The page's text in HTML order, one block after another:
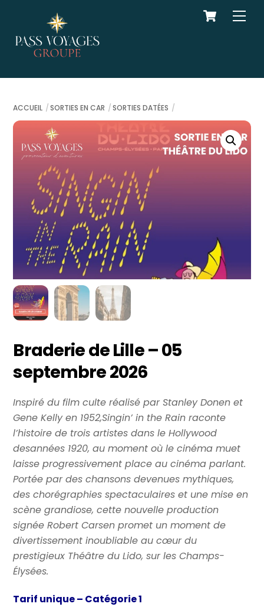
content
Cart
ACCUEIL SORTIES EN CAR SORTIES DATÉES
Braderie de Lille – 05
septembre 2026
Inspiré du film culte réalisé par Stanley Donen et
Gene Kelly en 1952,Singin’ in the Rain raconte
l’histoire de trois artistes dans le Hollywood
desannées 1920, au moment où le cinéma muet
laisse progressivement place au cinéma parlant.
Portée par des chansons devenues mythiques,
des chorégraphies spectaculaires et une mise en
scène grandiose, cette nouvelle production
signée Robert Carsen promet un moment de
divertissement inoubliable au cœur du
prestigieux Théâtre du Lido, sur les Champs-
Élysées.
Tarif unique – Catégorie 1